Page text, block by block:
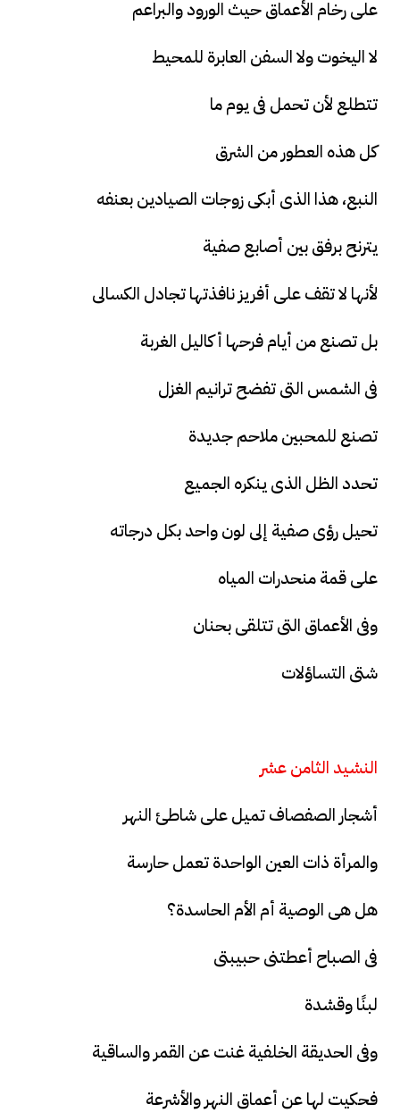
على رخام الأعماق حيث الورود والبراعم
لا اليخوت ولا السفن العابرة للمحيط
تتطلع لأن تحمل فى يوم ما
كل هذه العطور من الشرق
النبع، هذا الذى أبكى زوجات الصيادين بعنفه
يترنح برفق بين أصابع صفية
لأنها لا تقف على أفريز نافذتها تجادل الكسالى
بل تصنع من أيام فرحها أكاليل الغربة
فى الشمس التى تفضح ترانيم الغزل
تصنع للمحبين ملاحم جديدة
تحدد الظل الذى ينكره الجميع
تحيل رؤى صفية إلى لون واحد بكل درجاته
على قمة منحدرات المياه
وفى الأعماق التى تتلقى بحنان
شتى التساؤلات
النشيد الثامن عشر
أشجار الصفصاف تميل على شاطئ النهر
والمرأة ذات العين الواحدة تعمل حارسة
هل هى الوصية أم الأم الحاسدة؟
فى الصباح أعطتنى حبيبتى
لبنًا وقشدة
وفى الحديقة الخلفية غنت عن القمر والساقية
فحكيت لها عن أعماق النهر والأشرعة